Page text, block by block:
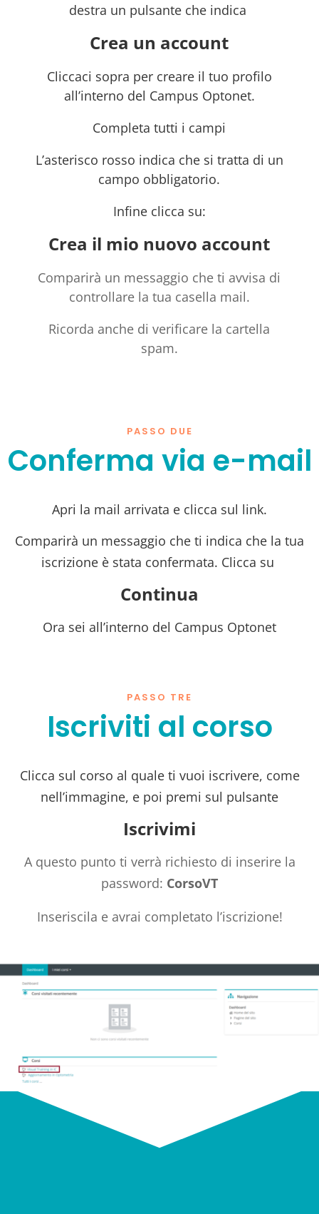
destra un pulsante che indica
Crea un account
Cliccaci sopra per creare il tuo profilo
all’interno del Campus Optonet.
Completa tutti i campi
L’asterisco rosso indica che si tratta di un
campo obbligatorio.
Infine clicca su:
Crea il mio nuovo account
Comparirà un messaggio che ti avvisa di
controllare la tua casella mail.
Ricorda anche di verificare la cartella
spam.
PASSO DUE
Conferma via e-mail
Apri la mail arrivata e clicca sul link.
Comparirà un messaggio che ti indica che la tua
iscrizione è stata confermata. Clicca su
Continua
Ora sei all’interno del Campus Optonet
PASSO TRE
Iscriviti al corso
Clicca sul corso al quale ti vuoi iscrivere, come
nell’immagine, e poi premi sul pulsante
Iscrivimi
A questo punto ti verrà richiesto di inserire la
password: CorsoVT
Inseriscila e avrai completato l’iscrizione!